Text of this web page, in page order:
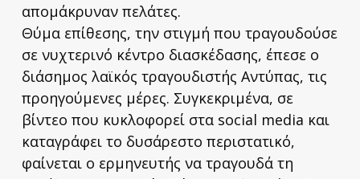
απομάκρυναν πελάτες.
Θύμα επίθεσης, την στιγμή που τραγουδούσε
σε νυχτερινό κέντρο διασκέδασης, έπεσε ο
διάσημος λαϊκός τραγουδιστής Αντύπας, τις
προηγούμενες μέρες. Συγκεκριμένα, σε
βίντεο που κυκλοφορεί στα social media και
καταγράφει το δυσάρεστο περιστατικό,
φαίνεται ο ερμηνευτής να τραγουδά τη